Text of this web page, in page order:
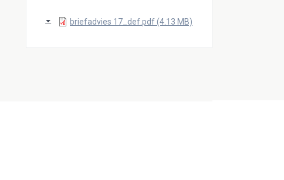
briefadvies 17_def.pdf (4.13 MB)